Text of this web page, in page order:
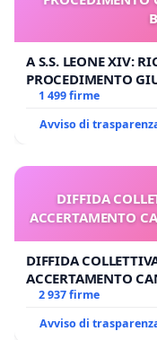
A S.S. LEONE XIV:
PROCEDIMENTO
BENEDETTO XVI
1 499 firme
Avviso di
DIFFIDA
ACCERTAMENTO
DIFFIDA
ACCERTAMENTO
2 937 firme
Avviso di